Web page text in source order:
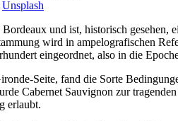
Unsplash
und ist, historisch
wird in ampelografischen
eingeordnet, also in die
Seite, fand die Sorte
Cabernet Sauvignon zur
erlaubt.